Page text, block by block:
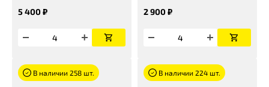
5 400 ₽ 2 900 ₽
В наличии 258 шт. В наличии 224 шт.